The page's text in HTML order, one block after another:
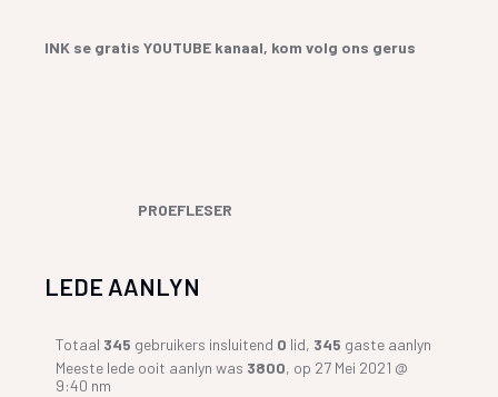
INK se gratis YOUTUBE kanaal, kom volg ons gerus
PROEFLESER
LEDE AANLYN
Totaal 345 gebruikers insluitend 0 lid, 345 gaste aanlyn
Meeste lede ooit aanlyn was 3800, op 27 Mei 2021 @
9:40 nm